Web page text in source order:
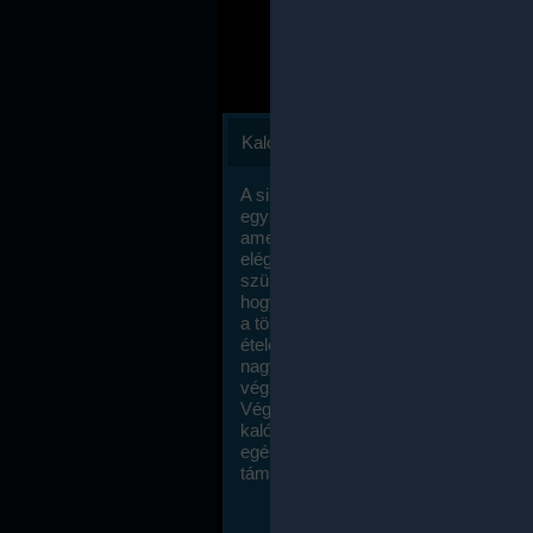
Kalóriaszámlálás
A sikeres fogyás titka valójában igen
egyszerű: égess több energiát, mint
amennyit beviszel. Természetesen
elég nagy fegyelemre és akaraterőre
szükség, de meglepődve fogod
hogy a kalóriaszámolás mennyire
a többi diétához képest. Itt nincsenek
ételek és a megengedett kalóriabevitelt
nagymértékben növelheted ha
végzel.
Végül, de nem utolsó sorban, a
kalóriaszámolás módszerét a legtöbb
egészségügyi szakorvos ajánlja és
támogatja.